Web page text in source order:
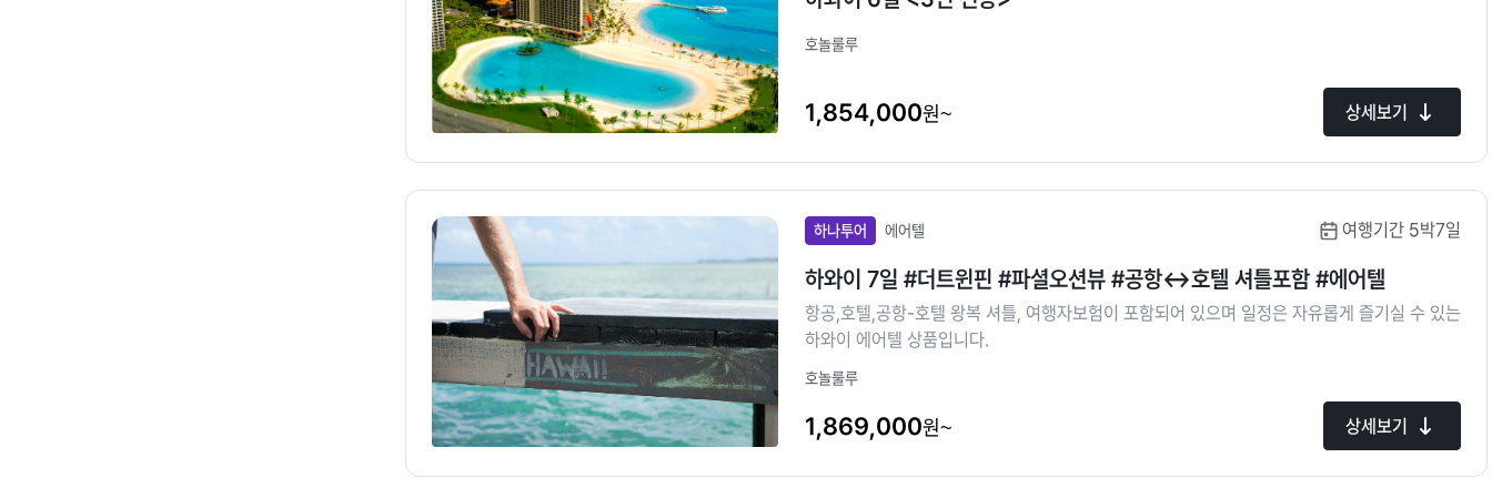
호놀룰루
1,854,000원~ 상세보기
하나투어 에어텔 여행기간 5박7일
하와이 7일 #더트윈핀 #파셜오션뷰 #공항↔호텔 셔틀포함 #에어텔
항공,호텔,공항-호텔 왕복 셔틀, 여행자보험이 포함되어 있으며 일정은 자유롭게 즐기실 수 있는
하와이 에어텔 상품입니다.
호놀룰루
1,869,000원~ 상세보기